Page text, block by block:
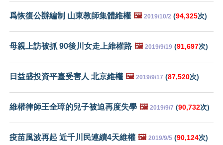
爲恢復公辦編制 山東教師集體維權 🖼️ 2019/10/2 (94,325次)
母親上訪被抓 90後川女走上維權路 🖼️ 2019/9/19 (91,697次)
日益盛投資平臺受害人 北京維權 🖼️ 2019/9/17 (87,520次)
維權律師王全璋的兒子被迫再度失學 🖼️ 2019/9/7 (90,732次)
疫苗風波再起 近千川民連續4天維權 🖼️ 2019/9/5 (90,124次)